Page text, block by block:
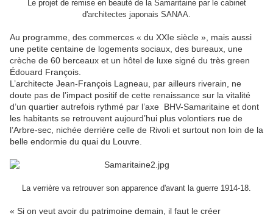
Le projet de remise en beauté de la Samaritaine par le cabinet
d'architectes japonais SANAA.
Au programme, des commerces « du XXIe siècle », mais aussi
une petite centaine de logements sociaux, des bureaux, une
crèche de 60 berceaux et un hôtel de luxe signé du très green
Édouard François.
L’architecte Jean-François Lagneau, par ailleurs riverain, ne
doute pas de l’impact positif de cette renaissance sur la vitalité
d’un quartier autrefois rythmé par l’axe BHV-Samaritaine et dont
les habitants se retrouvent aujourd’hui plus volontiers rue de
l’Arbre-sec, nichée derrière celle de Rivoli et surtout non loin de la
belle endormie du quai du Louvre.
La verrière va retrouver son apparence d'avant la guerre 1914-18.
« Si on veut avoir du patrimoine demain, il faut le créer